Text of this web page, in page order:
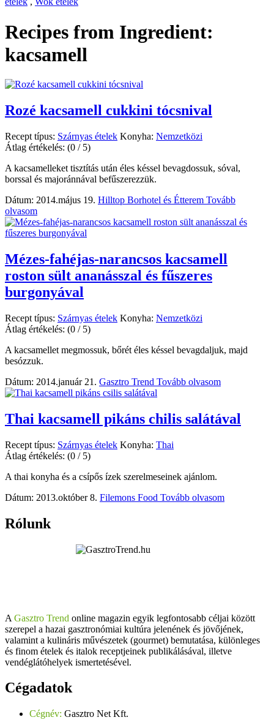
Recipes from Ingredient:
kacsamell
Rozé kacsamell cukkini tócsnival
Recept típus: Szárnyas ételek Konyha: Nemzetközi
Átlag értékelés: (0 / 5)
A kacsamelleket tisztítás után éles késsel bevagdossuk, sóval,
borssal és majoránnával befűszerezzük.
Dátum: 2014.május 19. Hilltop Borhotel és Étterem Tovább
olvasom
Mézes-fahéjas-narancsos kacsamell
roston sült ananásszal és fűszeres
burgonyával
Recept típus: Szárnyas ételek Konyha: Nemzetközi
Átlag értékelés: (0 / 5)
A kacsamellet megmossuk, bőrét éles késsel bevagdaljuk, majd
besózzuk.
Dátum: 2014.január 21. Gasztro Trend Tovább olvasom
Thai kacsamell pikáns chilis salátával
Recept típus: Szárnyas ételek Konyha: Thai
Átlag értékelés: (0 / 5)
A thai konyha és a csípős ízek szerelmeseinek ajánlom.
Dátum: 2013.október 8. Filemons Food Tovább olvasom
Rólunk
A Gasztro Trend online magazin egyik legfontosabb céljai között
szerepel a hazai gasztronómiai kultúra jelenének és jövőjének,
valamint a kulináris művészetek (gourmet) bemutatása, különleges
és finom ételek és italok receptjeinek publikálásával, illetve
vendéglátóhelyek ismertetésével.
Cégadatok
Cégnév: Gasztro Net Kft.